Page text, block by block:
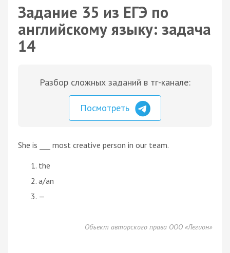
Задание 35 из ЕГЭ по
английскому языку: задача
14
Разбор сложных заданий в тг-канале:
Посмотреть
She is ___ most creative person in our team.
the
a/an
—
Объект авторского права ООО «Легион»